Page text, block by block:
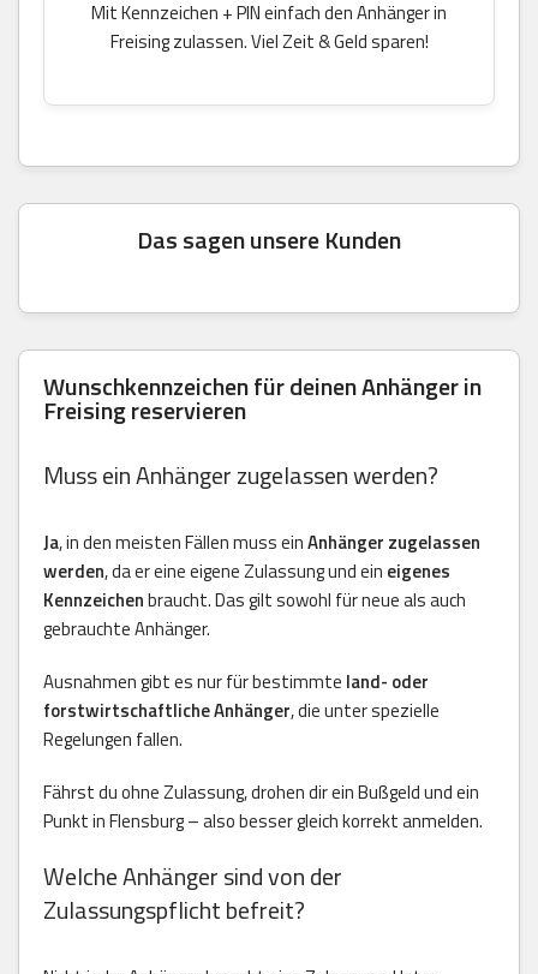
Mit Kennzeichen + PIN einfach den Anhänger in
Freising zulassen. Viel Zeit & Geld sparen!
Das sagen unsere Kunden
Wunschkennzeichen für deinen Anhänger in
Freising reservieren
Muss ein Anhänger zugelassen werden?
Ja, in den meisten Fällen muss einAnhänger zugelassen
werden, da er eine eigene Zulassung und ein eigenes
Kennzeichenbraucht. Das gilt sowohl für neue als auch
gebrauchte Anhänger.
Ausnahmen gibt es nur für bestimmte land- oder
forstwirtschaftliche Anhänger, die unter spezielle
Regelungen fallen.
Fährst du ohne Zulassung, drohen dir ein Bußgeld und ein
Punkt in Flensburg – also besser gleich korrekt anmelden.
Welche Anhänger sind von der
Zulassungspflicht befreit?